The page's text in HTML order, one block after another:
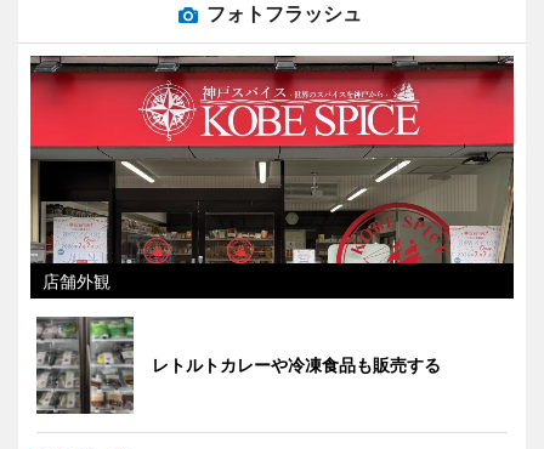
フォトフラッシュ
店舗外観
レトルトカレーや冷凍食品も販売する